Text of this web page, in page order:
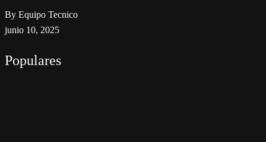
By Equipo Tecnico
junio 10, 2025
Populares